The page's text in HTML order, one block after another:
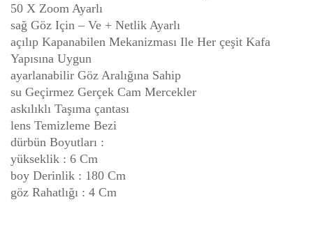
50 X Zoom Ayarlı
sağ Göz Için – Ve + Netlik Ayarlı
açılıp Kapanabilen Mekanizması Ile Her çeşit Kafa
Yapısına Uygun
ayarlanabilir Göz Aralığına Sahip
su Geçirmez Gerçek Cam Mercekler
askılıklı Taşıma çantası
lens Temizleme Bezi
dürbün Boyutları :
yükseklik : 6 Cm
boy Derinlik : 180 Cm
göz Rahatlığı : 4 Cm